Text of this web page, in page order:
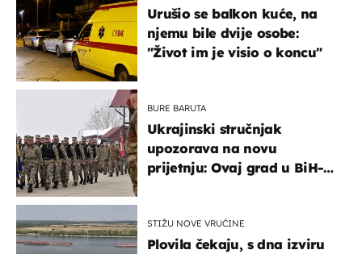
Urušio se balkon kuće, na
njemu bile dvije osobe:
"Život im je visio o koncu"
BURE BARUTA
Ukrajinski stručnjak
upozorava na novu
prijetnju: Ovaj grad u BiH-u
STIŽU NOVE VRUĆINE
Plovila čekaju, s dna izviru